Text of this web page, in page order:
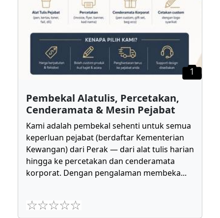
1
Pembekal Alatulis, Percetakan,
Cenderamata & Mesin Pejabat
Kami adalah pembekal sehenti untuk semua
keperluan pejabat (berdaftar Kementerian
Kewangan) dari Perak — dari alat tulis harian
hingga ke percetakan dan cenderamata
korporat. Dengan pengalaman membeka...